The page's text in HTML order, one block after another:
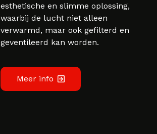
esthetische en slimme oplossing,
waarbij de lucht niet alleen
verwarmd, maar ook gefilterd en
geventileerd kan worden.
Meer info